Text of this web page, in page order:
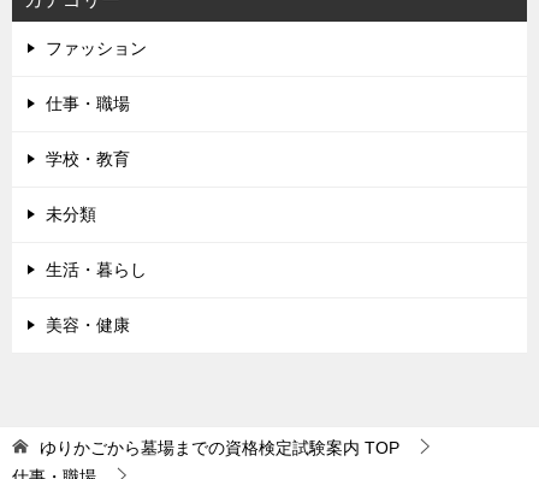
ファッション
仕事・職場
学校・教育
未分類
生活・暮らし
美容・健康
ゆりかごから墓場までの資格検定試験案内 TOP